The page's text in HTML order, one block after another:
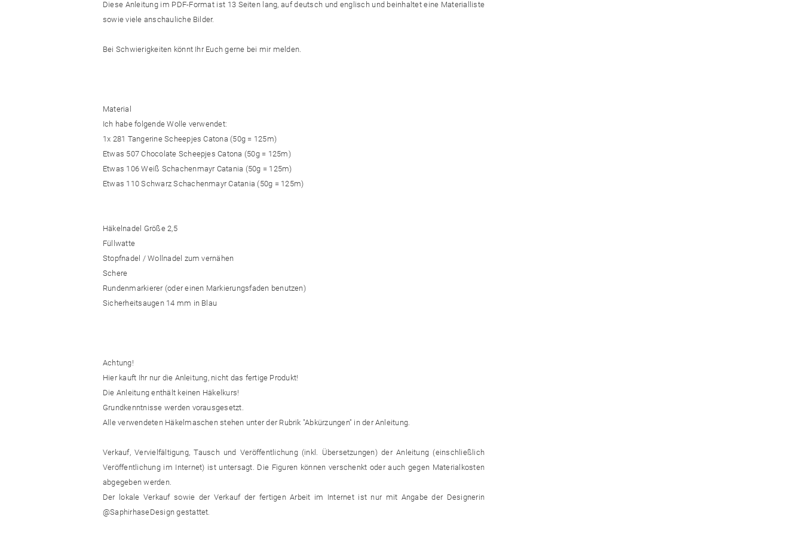
Diese Anleitung im PDF-Format ist 13 Seiten lang, auf deutsch und englisch und beinhaltet eine Materialliste
sowie viele anschauliche Bilder.
Bei Schwierigkeiten könnt Ihr Euch gerne bei mir melden.
Material
Ich habe folgende Wolle verwendet:
1x 281 Tangerine Scheepjes Catona (50g = 125m)
Etwas 507 Chocolate Scheepjes Catona (50g = 125m)
Etwas 106 Weiß Schachenmayr Catania (50g = 125m)
Etwas 110 Schwarz Schachenmayr Catania (50g = 125m)
Häkelnadel Größe 2,5
Füllwatte
Stopfnadel / Wollnadel zum vernähen
Schere
Rundenmarkierer (oder einen Markierungsfaden benutzen)
Sicherheitsaugen 14 mm in Blau
Achtung!
Hier kauft Ihr nur die Anleitung, nicht das fertige Produkt!
Die Anleitung enthält keinen Häkelkurs!
Grundkenntnisse werden vorausgesetzt.
Alle verwendeten Häkelmaschen stehen unter der Rubrik "Abkürzungen" in der Anleitung.
Verkauf, Vervielfältigung, Tausch und Veröffentlichung (inkl. Übersetzungen) der Anleitung (einschließlich
Veröffentlichung im Internet) ist untersagt. Die Figuren können verschenkt oder auch gegen Materialkosten
abgegeben werden.
Der lokale Verkauf sowie der Verkauf der fertigen Arbeit im Internet ist nur mit Angabe der Designerin
@SaphirhaseDesign gestattet.